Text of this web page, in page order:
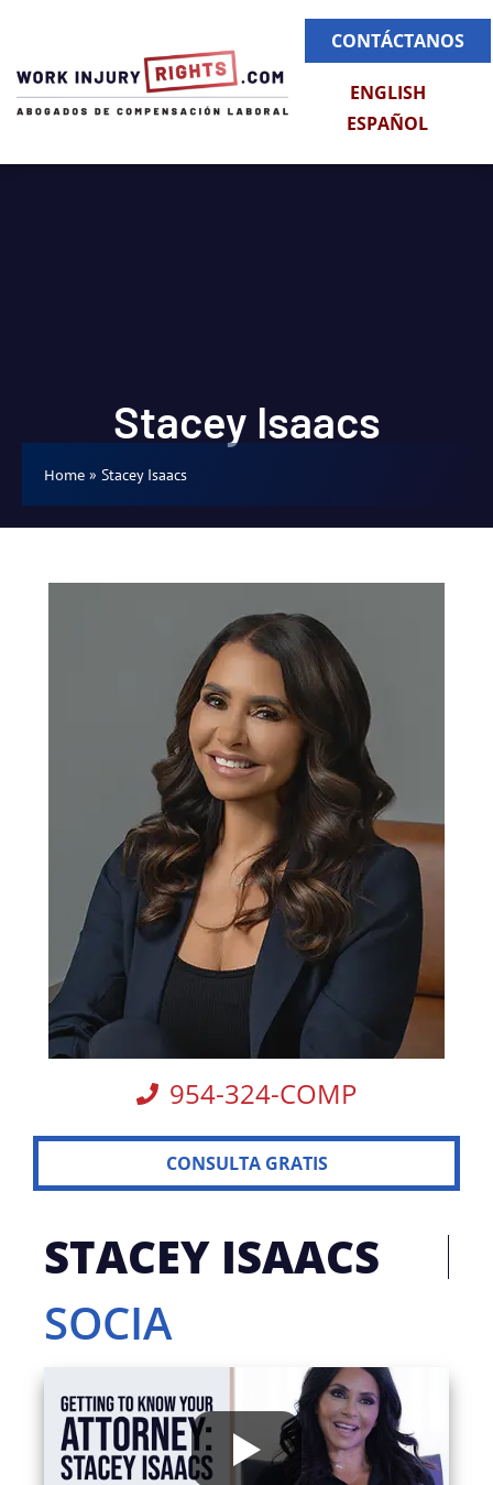
CONTÁCTANOS
ENGLISH
ESPAÑOL
Stacey Isaacs
Home » Stacey Isaacs
954-324-COMP
CONSULTA GRATIS
STACEY ISAACS
SOCIA